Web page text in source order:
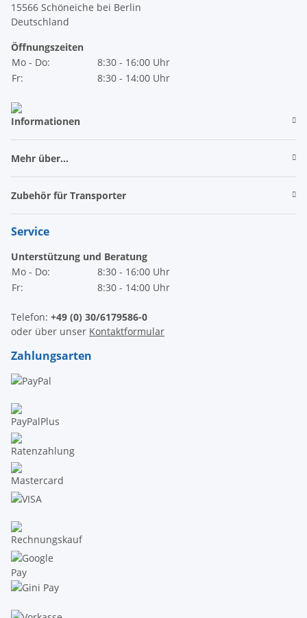
15566 Schöneiche bei Berlin
Deutschland
Öffnungszeiten
Mo - Do:
8:30 - 16:00 Uhr
Fr:
8:30 - 14:00 Uhr
Informationen
Mehr über...
Zubehör für Transporter
Service
Unterstützung und Beratung
Mo - Do:
8:30 - 16:00 Uhr
Fr:
8:30 - 14:00 Uhr
Telefon: +49 (0) 30/6179586-0
oder über unser Kontaktformular
Zahlungsarten